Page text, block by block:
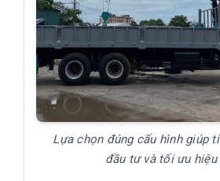
Lựa chọn đúng cấu hình giúp
đầu tư và tối ưu hiệu